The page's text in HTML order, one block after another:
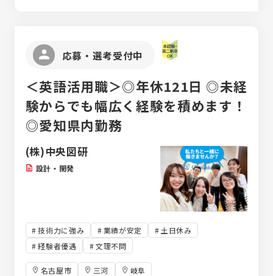
応募・選考受付中
＜英語活用職＞◎年休121日 ◎未経
験からでも幅広く経験を積めます！
◎愛知県内勤務
(株)中央図研
設計・開発
技術力に強み 業績が安定
土日休み
経験者優遇
文理不問
名古屋市 三河 岐阜